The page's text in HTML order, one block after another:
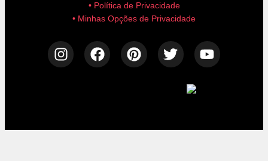
• Política de Privacidade
• Minhas Opções de Privacidade